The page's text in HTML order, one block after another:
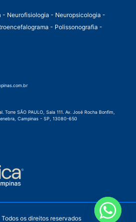
- Neurofisiologia - Neuropsicologia -
- Polissonografia -
Torre SÃO PAULO, Sala 111. Av. José Rocha Bonfim,
Campinas - SP, 13080-650
os direitos reservados